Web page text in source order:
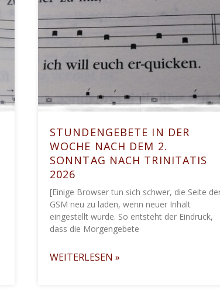
STUNDENGEBETE IN DER
WOCHE NACH DEM 2.
SONNTAG NACH TRINITATIS
2026
[Einige Browser tun sich schwer, die Seite
GSM neu zu laden, wenn neuer Inhalt
eingestellt wurde. So entsteht der Eindruck,
dass die Morgengebete
WEITERLESEN »